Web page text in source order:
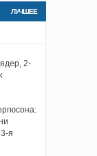
ЛУЧШЕЕ
2-
я